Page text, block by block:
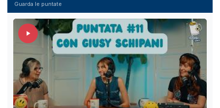
Guarda le puntate